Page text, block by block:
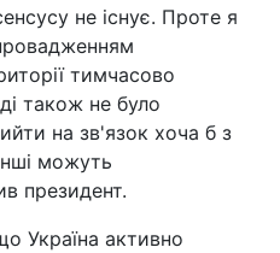
не існує. Проте я
тимчасово
також не було
на зв'язок хоча б з
можуть
президент.
Україна активно